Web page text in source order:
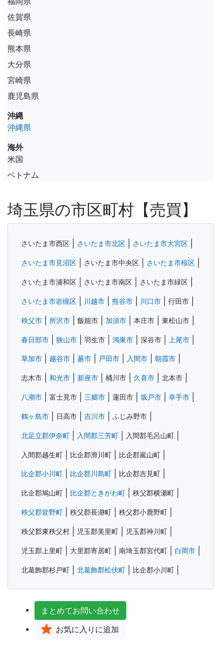
佐賀県
長崎県
熊本県
大分県
宮崎県
鹿児島県
沖縄
沖縄県
海外
米国
ベトナム
埼玉県の市区町村【売買】
さいたま市西区 さいたま市北区 さいたま市大宮区
さいたま市見沼区 さいたま市中央区 さいたま市桜区
さいたま市浦和区 さいたま市南区 さいたま市緑区
さいたま市岩槻区 川越市 熊谷市 川口市 行田市
秩父市 所沢市 飯能市 加須市 本庄市 東松山市
春日部市 狭山市 羽生市 鴻巣市 深谷市 上尾市
草加市 越谷市 蕨市 戸田市 入間市 朝霞市
志木市 和光市 新座市 桶川市 久喜市 北本市
八潮市 富士見市 三郷市 蓮田市 坂戸市 幸手市
鶴ヶ島市 日高市 吉川市 ふじみ野市
北足立郡伊奈町 入間郡三芳町 入間郡毛呂山町
入間郡越生町 比企郡滑川町 比企郡嵐山町
比企郡小川町 比企郡川島町 比企郡吉見町
比企郡鳩山町 比企郡ときがわ町 秩父郡横瀬町
秩父郡皆野町 秩父郡長瀞町 秩父郡小鹿野町
秩父郡東秩父村 児玉郡美里町 児玉郡神川町
児玉郡上里町 大里郡寄居町 南埼玉郡宮代町 白岡市
北葛飾郡杉戸町 北葛飾郡松伏町 比企郡小川町
まとめてお問い合わせ
お気に入り に追加